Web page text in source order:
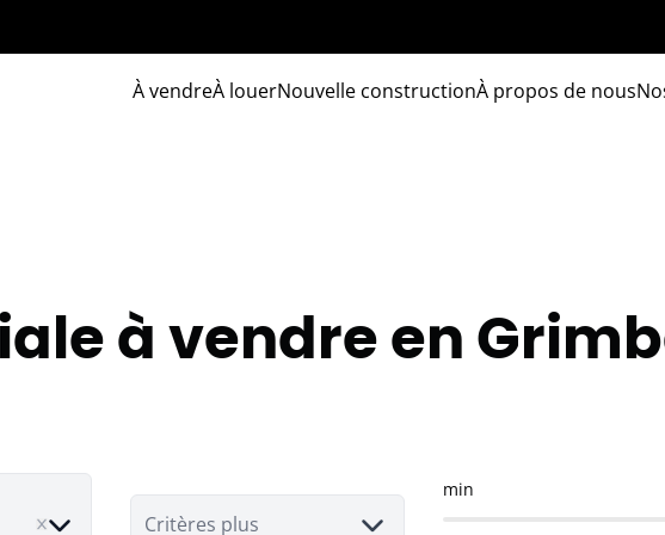
À vendreÀ louerNouvelle constructionÀ propos de nous
à vendre en
Critères plus
min